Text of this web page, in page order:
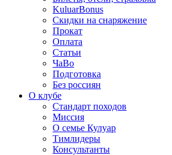
KuluarBonus
Скидки на снаряжение
Прокат
Оплата
Статьи
ЧаВо
Подготовка
Без россиян
О клубе
Стандарт походов
Миссия
О семье Кулуар
Тимлидеры
Консультанты